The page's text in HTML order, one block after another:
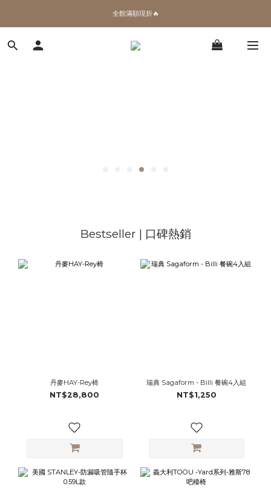
✨加入會員 即領100購物金🎫
全館滿額現折🔥
加拿大Umbra．買千送百🎫
Bestseller | 口碑熱銷
丹麥HAY-Rey椅
NT$28,800
瑞典 Sagaform - Billi 餐碗4入組
NT$1,250